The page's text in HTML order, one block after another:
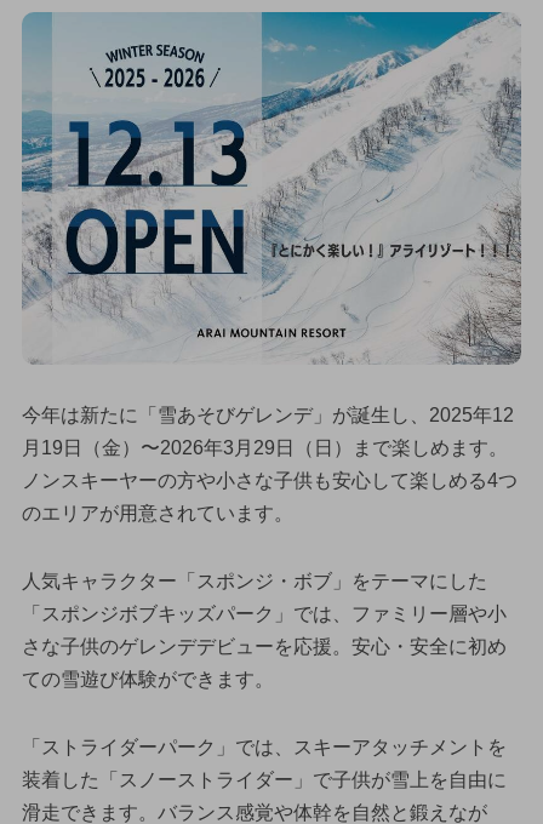
今年は新たに「雪あそびゲレンデ」が誕生し、2025年12
月19日（金）〜2026年3月29日（日）まで楽しめます。
ノンスキーヤーの方や小さな子供も安心して楽しめる4つ
のエリアが用意されています。
人気キャラクター「スポンジ・ボブ」をテーマにした
「スポンジボブキッズパーク」では、ファミリー層や小
さな子供のゲレンデデビューを応援。安心・安全に初め
ての雪遊び体験ができます。
「ストライダーパーク」では、スキーアタッチメントを
装着した「スノーストライダー」で子供が雪上を自由に
滑走できます。バランス感覚や体幹を自然と鍛えなが